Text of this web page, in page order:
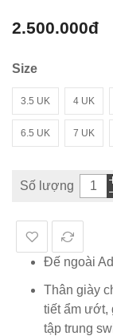
2.500.000đ
Size
3.5 UK 4 UK
6.5 UK 7 UK
Số lượng
Đế ngoài
Thân giày
tiết ẩm ướt,
tập trung